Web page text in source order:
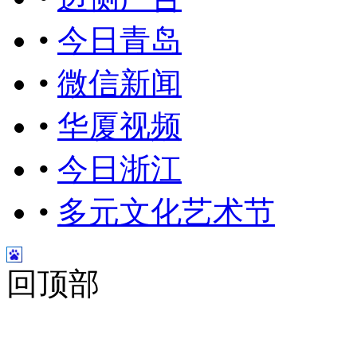
• 今日青岛
• 微信新闻
• 华厦视频
• 今日浙江
• 多元文化艺术节
回顶部